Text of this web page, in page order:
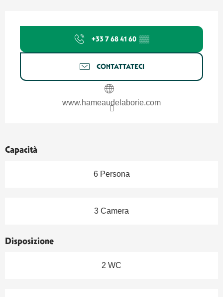
+33 7 68 41 60 ▒▒
CONTATTATECI
www.hameaudelaborie.com
Capacità
6 Persona
3 Camera
Disposizione
2 WC